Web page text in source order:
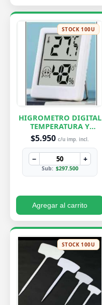
STOCK 100U
HIGROMETRO DIGITAL
TEMPERATURA Y
HUMEDAD
$5.950 c/u imp. incl.
− +
Sub: $297.500
Agregar al carrito
STOCK 100U